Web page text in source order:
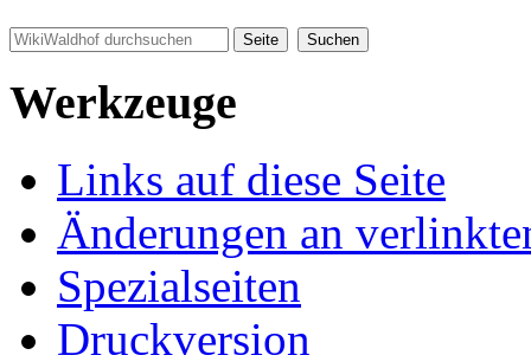
Werkzeuge
Links auf diese Seite
Änderungen an
Spezialseiten
Druckversion